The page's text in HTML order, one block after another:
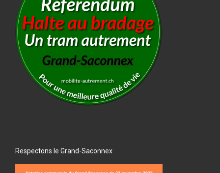
Respectons le Grand-Saconnex